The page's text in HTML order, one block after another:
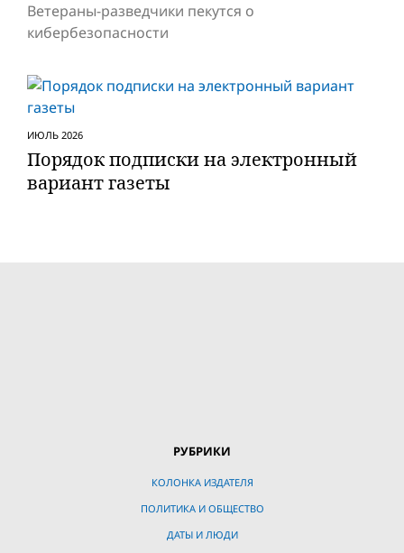
Ветераны-разведчики пекутся о
кибербезопасности
ИЮЛЬ 2026
Порядок подписки на электронный
вариант газеты
РУБРИКИ
КОЛОНКА ИЗДАТЕЛЯ
ПОЛИТИКА И ОБЩЕСТВО
ДАТЫ И ЛЮДИ